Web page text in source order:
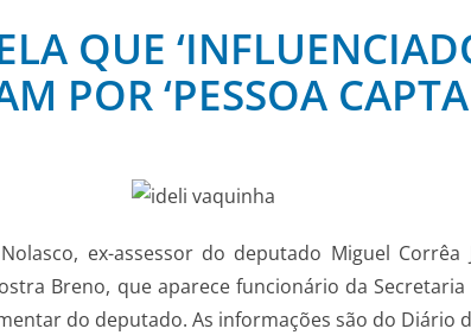
QUE
POR ‘PESSOA
ex-assessor do deputado Miguel
Breno, que aparece funcionário da
do deputado. As informações são do Diário